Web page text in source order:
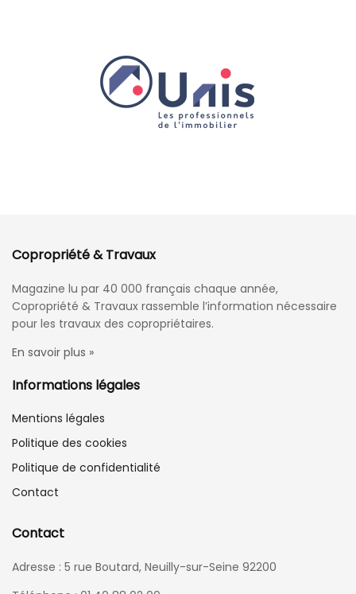
Copropriété & Travaux
Magazine lu par 40 000 français chaque année,
Copropriété & Travaux rassemble l’information nécessaire
pour les travaux des copropriétaires.
En savoir plus »
Informations légales
Mentions légales
Politique des cookies
Politique de confidentialité
Contact
Contact
Adresse : 5 rue Boutard, Neuilly-sur-Seine 92200